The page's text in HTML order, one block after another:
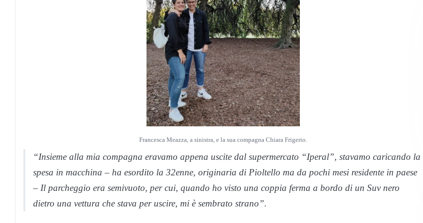
Francesca Meazza, a sinistra, e la sua compagna Chiara Frigerio.
“Insieme alla mia compagna eravamo appena uscite dal supermercato “Iperal”, stavamo caricando la
spesa in macchina – ha esordito la 32enne, originaria di Pioltello ma da pochi mesi residente in paese
– Il parcheggio era semivuoto, per cui, quando ho visto una coppia ferma a bordo di un Suv nero
dietro una vettura che stava per uscire, mi è sembrato strano”.